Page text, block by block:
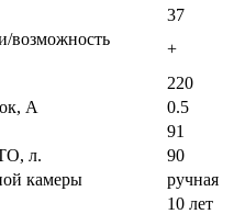
37
возможность
+
220
А
0.5
91
л.
90
камеры
ручная
10 лет